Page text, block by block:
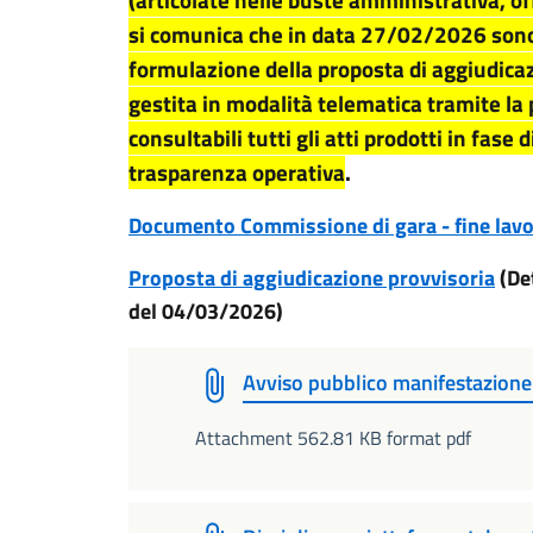
si comunica che in data 27/02/2026
formulazione della proposta di
gestita in modalità telematica tramite la
consultabili tutti gli atti prodotti in fase
trasparenza operativa.
Documento Commissione di gara - fine
Proposta di aggiudicazione provvisoria
del 04/03/2026)
Avviso pubblico
Attachment 562.81 KB format pdf